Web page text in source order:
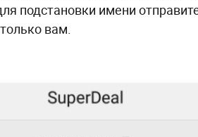
подстановки имени
вам.